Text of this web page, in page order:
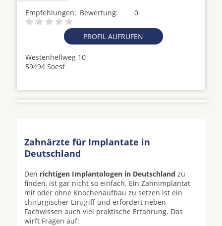
Empfehlungen: 0
Bewertung:
PROFIL AUFRUFEN
Westenhellweg 10
59494 Soest
Zahnärzte für Implantate in
Deutschland
Den richtigen Implantologen in Deutschland zu
finden, ist gar nicht so einfach. Ein Zahnimplantat
mit oder ohne Knochenaufbau zu setzen ist ein
chirurgischer Eingriff und erfordert neben
Fachwissen auch viel praktische Erfahrung. Das
wirft Fragen auf: